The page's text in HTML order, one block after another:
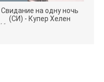
Свидание на одну ночь
(СИ) - Купер Хелен
(бесплатные серии книг